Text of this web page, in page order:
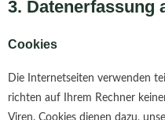
3. Datenerfassung
Cookies
Die Internetseiten verwenden
richten auf Ihrem Rechner
Viren. Cookies dienen dazu,